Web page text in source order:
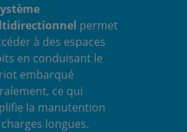
permet
à des espaces
en conduisant le
embarqué
ce qui
la manutention
longues.